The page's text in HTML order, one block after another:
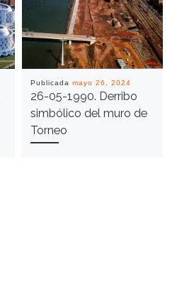
Publicada mayo 26, 2024
26-05-1990. Derribo
simbólico del muro de
Torneo